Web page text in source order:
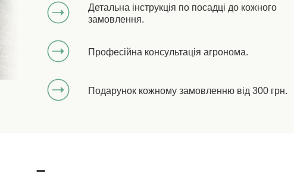
Детальна інструкція по посадці до кожного
замовлення.
Професійна консультація агронома.
Подарунок кожному замовленню від 300 грн.